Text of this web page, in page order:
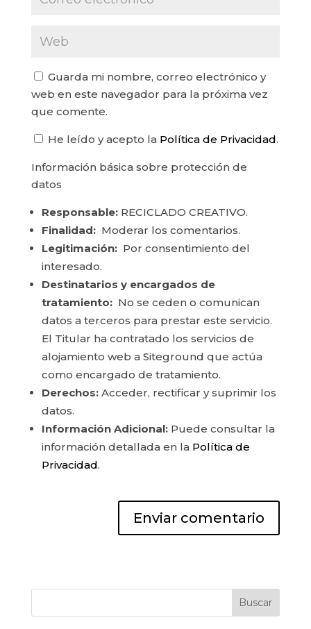
Guarda mi nombre, correo electrónico y
web en este navegador para la próxima vez
que comente.
He leído y acepto la Política de Privacidad.
Información básica sobre protección de
datos
Responsable:RECICLADO CREATIVO.
Finalidad:Moderar los comentarios.
Legitimación:Por consentimiento del
interesado.
Destinatarios y encargados de
tratamiento:No se ceden o comunican
datos a terceros para prestar este servicio.
El Titular ha contratado los servicios de
alojamiento web a Siteground que actúa
como encargado de tratamiento.
Derechos:Acceder, rectificar y suprimir los
datos.
Información Adicional:Puede consultar la
información detallada en la Política de
Privacidad.